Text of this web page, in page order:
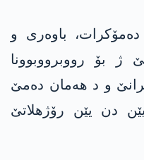
دەمۆکرات، باوەری و
ژ بۆ رووبرووبوونا
و د هەمان دەمێ
دن یێن رۆژهلاتێ